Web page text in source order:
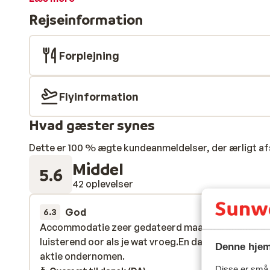
Denne
med en varm glühwein, en forfriskende øl eller en
velsmagende retter i den charmerende, traditionelt
Rejseinformation
Forplejning
Flyinformation
Hvad gæster synes
Dette er 100 % ægte kundeanmeldelser, der ærligt
5.6 Middel
42 oplevelser
6.3 God
1. apr.
Accommodatie zeer gedateerd maar werknemers
luisterend oor als je wat vroeg.En dan werd er
aktie ondernomen.
Accommodatie zeer gedateerd maar werknemers
luisterend oor als je wat vroeg.En dan werd er
aktie ondernomen.